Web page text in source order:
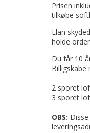
Prisen
tilkøbe
Elan
holde
Du får 10
Billigskabe
2 sporet
3 sporet
OBS: